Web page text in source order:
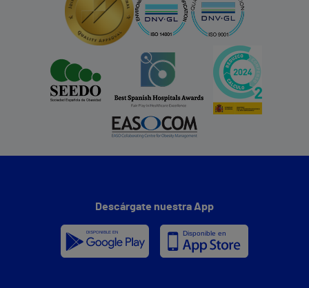
Descárgate nuestra App